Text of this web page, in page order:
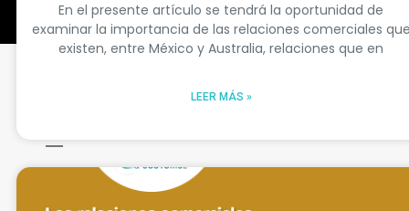
En el presente artículo se tendrá la oportunidad de
examinar la importancia de las relaciones comerciales
existen, entre México y Australia, relaciones que en
LEER MÁS »
Mantente siempre informado
No te pierdas ninguna actualización.
Suscríbete y recibe en tu correo